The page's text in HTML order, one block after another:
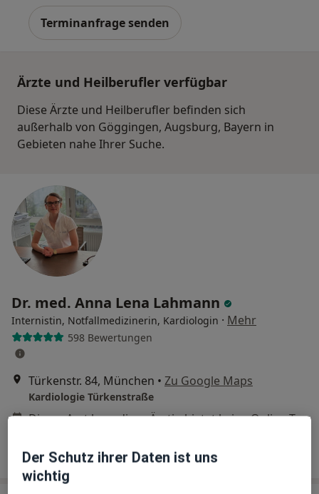
Terminanfrage senden
Ärzte und Heilberufler verfügbar
Diese Ärzte und Heilberufler befinden sich
außerhalb von Göggingen, Augsburg, Bayern in
Gebieten nahe Ihrer Suche.
Dr. med. Anna Lena Lahmann
Internistin, Notfallmedizinerin, Kardiologin · Mehr
598 Bewertungen
Türkenstr. 84, München • Zu Google Maps
Kardiologie Türkenstraße
Dieser Arzt bzw. diese Ärztin bietet keine Online-Terminbuchung an diesem Standort an.
Terminanfrage senden
Der Schutz ihrer Daten ist uns
wichtig